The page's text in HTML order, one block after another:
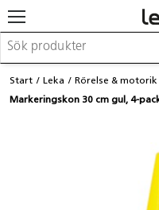
Möbler & inredning
Lekplatsutrustning &
Barnvagnar &
Skolförbrukning &
Start Leka Rörelse & motorik
Markeringskon 30 cm gul, 4-